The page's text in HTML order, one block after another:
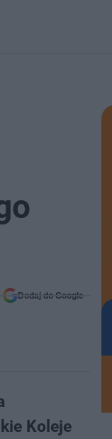
Dodaj do Google
Koleje